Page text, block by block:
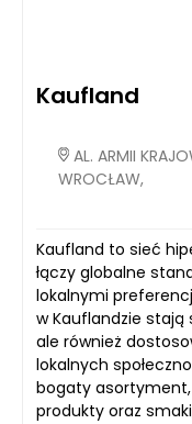
Kaufland
AL. ARMII
WROCŁAW,
Kaufland to sieć
łączy globalne
lokalnymi
w Kauflandzie
ale również
lokalnych
bogaty
produkty oraz